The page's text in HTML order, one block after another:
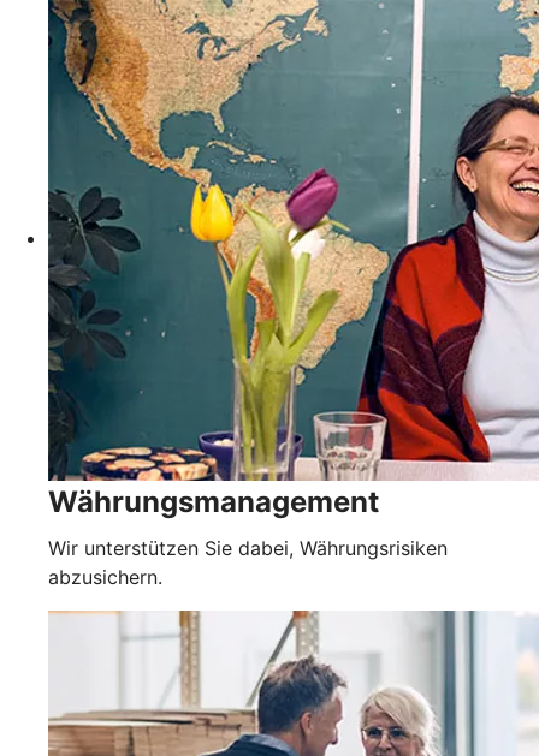
Währungsmanagement
Wir unterstützen Sie dabei, Währungsrisiken
abzusichern.